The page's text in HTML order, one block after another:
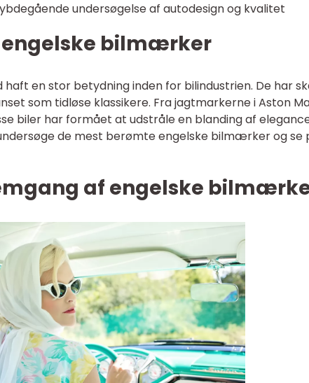
undersøgelse af autodesign og kvalitet
bilmærker
en stor betydning inden for bilindustrien. De har
som tidløse klassikere. Fra jagtmarkerne i Aston
biler har formået at udstråle en blanding af
de mest berømte engelske bilmærker og se
af engelske